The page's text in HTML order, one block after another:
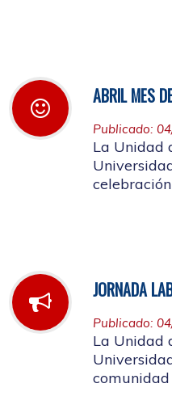
ABRIL MES
Publicado:
La Unidad
JORNADA
Publicado:
La Unidad